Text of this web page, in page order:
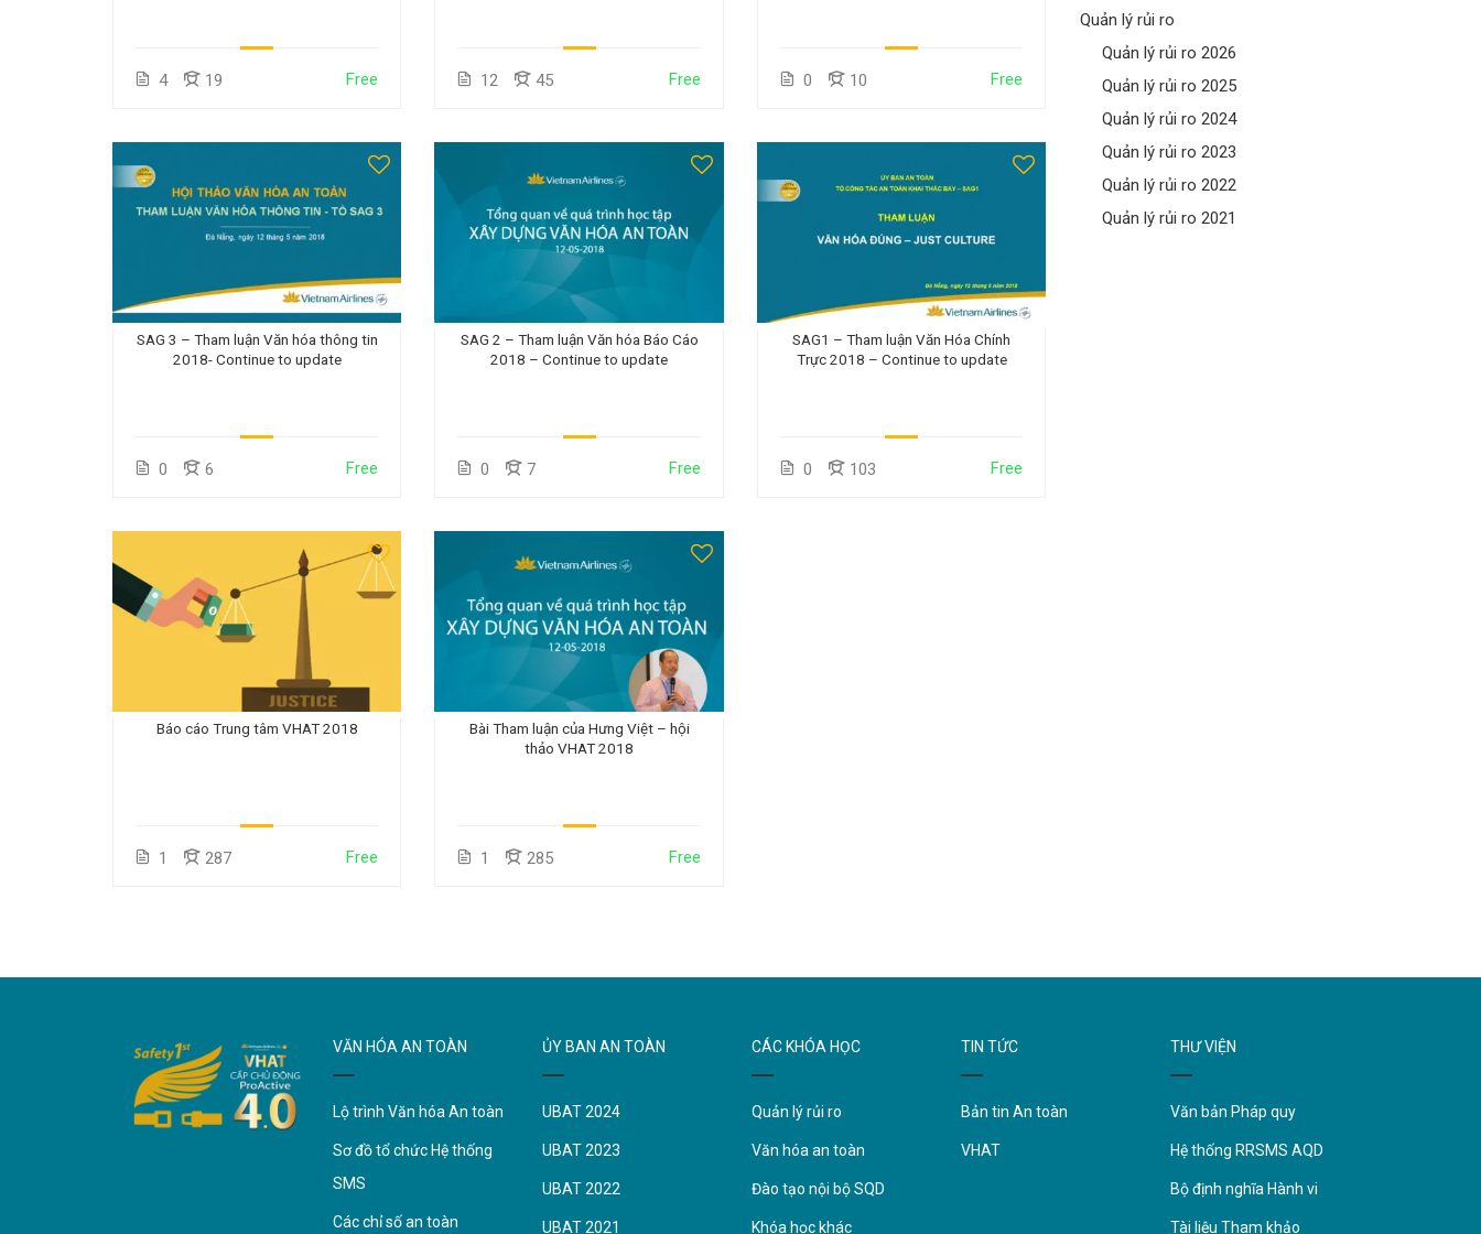
4 19 Free 12 45 Free 0 10 Free
SAG 3 – Tham luận Văn hóa thông tin
2018- Continue to update
0 6 Free
SAG 2 – Tham luận Văn hóa Báo Cáo
2018 – Continue to update
0 7 Free
SAG1 – Tham luận Văn Hóa Chính
Trực 2018 – Continue to update
0 103 Free
Báo cáo Trung tâm VHAT 2018
1 287 Free
Bài Tham luận của Hưng Việt – hội
thảo VHAT 2018
1 285 Free
Quản lý rủi ro
Quản lý rủi ro 2026
Quản lý rủi ro 2025
Quản lý rủi ro 2024
Quản lý rủi ro 2023
Quản lý rủi ro 2022
Quản lý rủi ro 2021
VĂN HÓA AN TOÀN
Lộ trình Văn hóa An toàn
Sơ đồ tổ chức Hệ thống
SMS
Các chỉ số an toàn
ỦY BAN AN TOÀN
UBAT 2024
UBAT 2023
UBAT 2022
UBAT 2021
CÁC KHÓA HỌC
Quản lý rủi ro
Văn hóa an toàn
Đào tạo nội bộ SQD
Khóa học khác
TIN TỨC
Bản tin An toàn
VHAT
THƯ VIỆN
Văn bản Pháp quy
Hệ thống RRSMS AQD
Bộ định nghĩa Hành vi
Tài liệu Tham khảo